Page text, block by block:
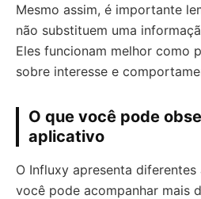
Mesmo assim, é importante
não substituem uma
Eles funcionam melhor como
sobre interesse e
O que você pode
aplicativo
O Influxy apresenta diferentes
você pode acompanhar mais